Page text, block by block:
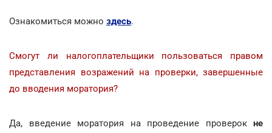
Ознакомиться можно здесь.
Смогут ли налогоплательщики пользоваться правом
представления возражений на проверки, завершенные
до вводения моратория?
Да, введение моратория на проведение проверок не